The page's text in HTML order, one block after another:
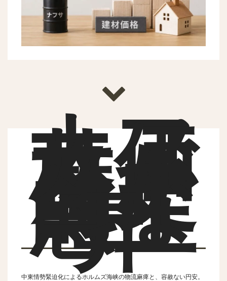
ナフ
サ価
格が
歴史
的な
急上
昇
中東情勢緊迫化によるホルムズ海峡の物流麻痺と、容赦ない円安。